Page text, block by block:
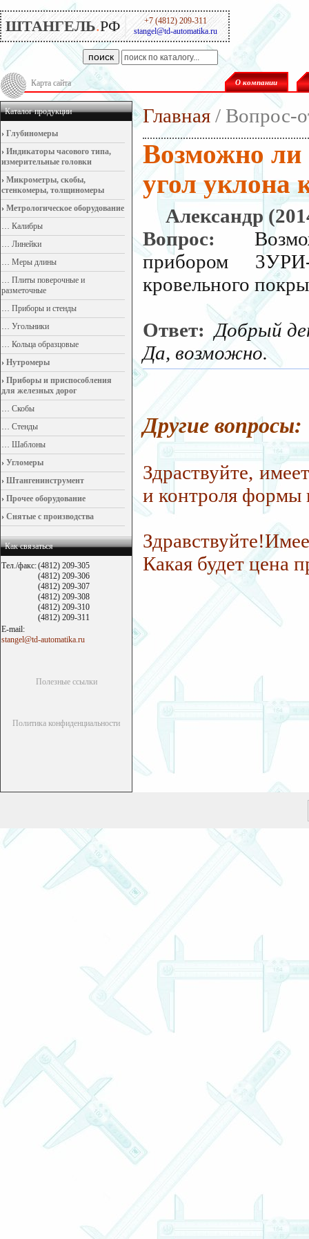
ШТАНГЕЛЬ.РФ
+7 (4812) 209-311
stangel@td-automatika.ru
поиск
Карта сайта О компании
Главная / Вопрос-
Возможно
угол уклона
Александр
Вопрос:
прибором
кровельного
Ответ: Добрый
Да, возможно.
Другие вопросы:
Здраствуйте,
и контроля формы
Какая будет цена
Каталог продукции
› Глубиномеры
› Индикаторы часового типа,
измерительные головки
› Микрометры, скобы,
стенкомеры, толщиномеры
› Метрологическое оборудование
… Калибры
… Линейки
… Меры длины
… Плиты поверочные и
разметочные
… Приборы и стенды
… Угольники
… Кольца образцовые
› Нутромеры
› Приборы и приспособления
для железных дорог
… Скобы
… Стенды
… Шаблоны
› Угломеры
› Штангенинструмент
› Прочее оборудование
› Снятые с производства
Как связаться
Тел./факс:(4812) 209-305
(4812) 209-306
(4812) 209-307
(4812) 209-308
(4812) 209-310
(4812) 209-311
E-mail:
stangel@td-automatika.ru
Полезные ссылки
Политика конфиденциальности